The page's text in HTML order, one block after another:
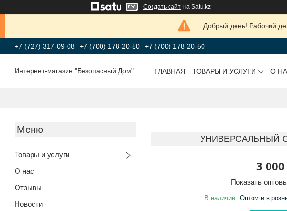
Создать сайт на Satu.kz
Добрый день! Рабочий
+7 (727) 317-09-08 +7 (700) 178-20-50 +7 (700) 178-20-50
Интернет-магазин "Безопасный Дом" ГЛАВНАЯ ТОВАРЫ И УСЛУГИ О
Товары и услуги
О нас
Отзывы
Новости
УНИВЕРСАЛЬНЫЙ
3 000
Показать
В наличии Оптом и в